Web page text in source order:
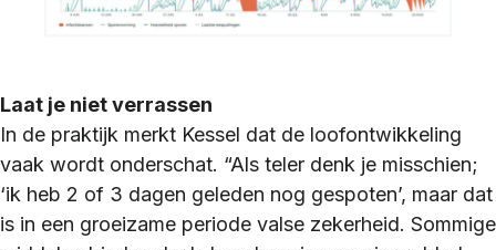
Laat je niet verrassen
In de praktijk merkt Kessel dat de loofontwikkeling
vaak wordt onderschat. “Als teler denk je misschien;
‘ik heb 2 of 3 dagen geleden nog gespoten’, maar dat
is in een groeizame periode valse zekerheid. Sommige